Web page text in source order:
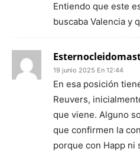
Entiendo que este
buscaba Valencia y
19 junio 2025 En 12:44
En esa posición
Reuvers,
que viene. Alguno
que confirmen la
porque con Happ ni